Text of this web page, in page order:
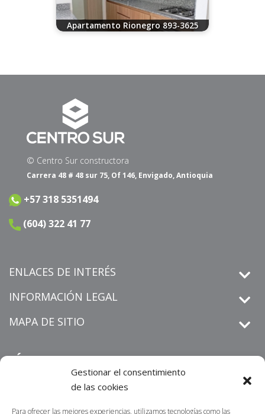
Gestionar el consentimiento
de las cookies
Para ofrecer las mejores experiencias, utilizamos tecnologías como las
Apartamento Rionegro 893-3625
© Centro Sur constructora
Carrera 48 # 48 sur 75, Of 146, Envigado, Antioquia
+57 318 5351494
(604) 322 41 77
ENLACES DE INTERÉS
INFORMACIÓN LEGAL
MAPA DE SITIO
SÍGUENOS